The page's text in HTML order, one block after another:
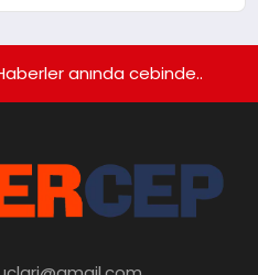
anında cebinde..